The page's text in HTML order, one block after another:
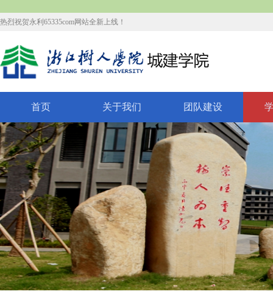
热烈祝贺永利65335com网站全新上线！
首页 关于我们 团队建设